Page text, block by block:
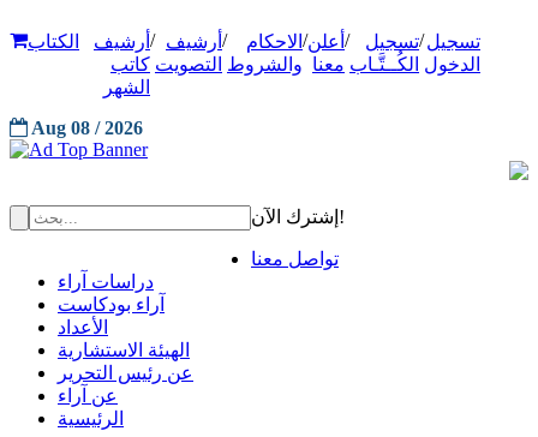
تسجيل
الدخول
/تسجيل
الكُــتَّـاب
/ أعلن
معنا
/ الاحكام
والشروط
/ أرشيف
التصويت
/ أرشيف
كاتب
الشهر
الكتاب
Aug 08 / 2026
إشترك الآن!
تواصل معنا
دراسات آراء
آراء بودكاست
الأعداد
الهيئة الاستشارية
عن رئيس التحرير
عن آراء
الرئيسية